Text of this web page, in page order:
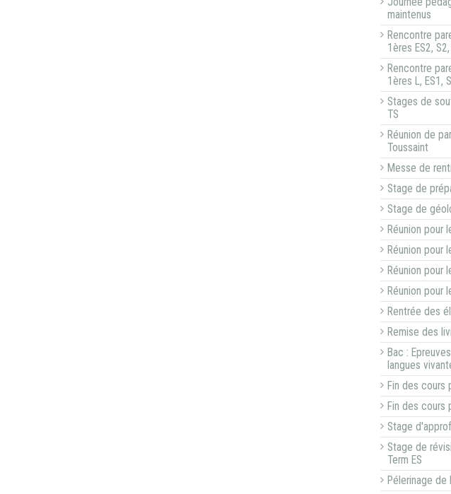
maintenus
Rencontre
1ères ES2, S2,
Rencontre
1ères L, ES1,
Stages de
TS
Réunion de
Toussaint
Messe de
Stage de
Stage de
Réunion pour
Réunion pour
Réunion pour
Réunion pour
Rentrée des
Remise des
Bac :
langues
Fin des cours
Fin des cours
Stage
Stage de
Term ES
Pélerinage de